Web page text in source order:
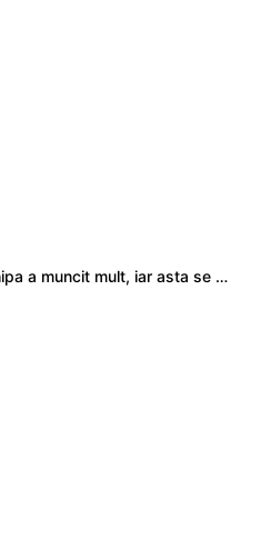
Stejarul Logan Weidner: Echipa a muncit mult, iar asta se va vedea în meciurile de la Nations Cup